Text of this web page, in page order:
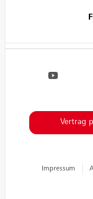
Impressum
Vertrag